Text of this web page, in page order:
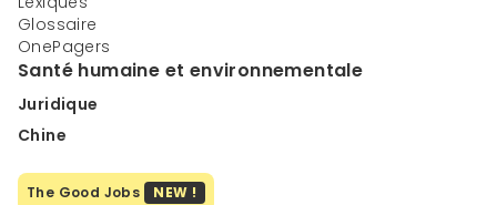
Glossaire
OnePagers
Santé humaine et environnementale
Juridique
Chine
The Good Jobs NEW !